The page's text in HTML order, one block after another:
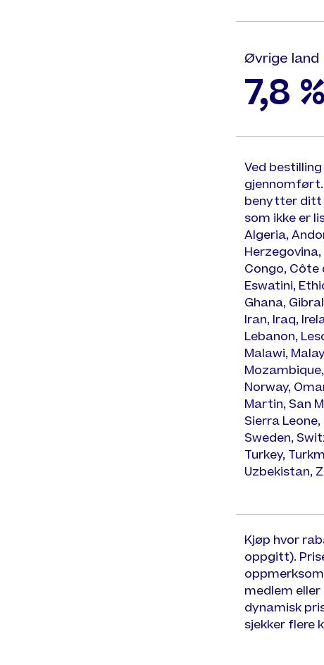
Øvrige land
7,8 %
Ved
benytter ditt
som ikke er
Algeria,
Congo, Côte
Eswatini,
Ghana,
Iran, Iraq,
Lebanon,
Malawi,
Norway,
Martin, San
Sierra
Sweden,
Turkey,
Uzbekistan,
Kjøp hvor
oppgitt).
medlem
dynamisk
sjekker flere